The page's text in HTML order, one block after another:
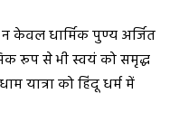
केवल धार्मिक पुण्य अर्जित
रूप से भी स्वयं को समृद्ध
यात्रा को हिंदू धर्म में